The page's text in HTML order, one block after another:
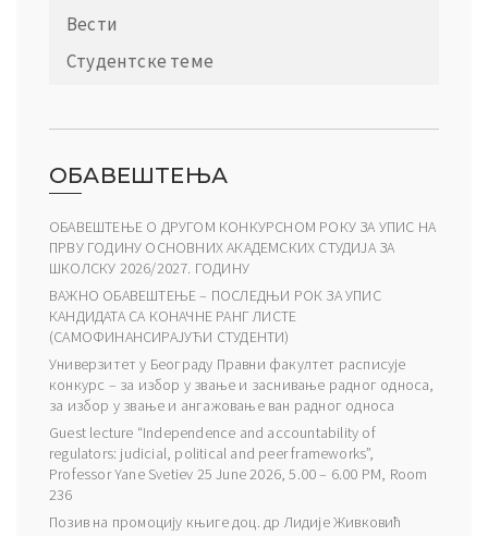
Вести
Студентске теме
ОБАВЕШТЕЊА
ОБАВЕШТЕЊЕ О ДРУГОМ КОНКУРСНОМ РОКУ ЗА УПИС НА
ПРВУ ГОДИНУ ОСНОВНИХ АКАДЕМСКИХ СТУДИЈА ЗА
ШКОЛСКУ 2026/2027. ГОДИНУ
ВАЖНО ОБАВЕШТЕЊЕ – ПОСЛЕДЊИ РОК ЗА УПИС
КАНДИДАТА СА КОНАЧНЕ РАНГ ЛИСТЕ
(САМОФИНАНСИРАЈУЋИ СТУДЕНТИ)
Универзитет у Београду Правни факултет расписује
конкурс – за избор у звање и заснивање радног односа,
за избор у звање и ангажовање ван радног односа
Guest lecture “Independence and accountability of
regulators: judicial, political and peer frameworks”,
Professor Yane Svetiev 25 June 2026, 5.00 – 6.00 PM, Room
236
Позив на промоцију књиге доц. др Лидије Живковић